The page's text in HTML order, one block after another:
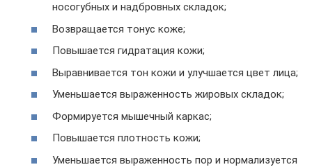
носогубных и надбровных складок;
Возвращается тонус коже;
Повышается гидратация кожи;
Выравнивается тон кожи и улучшается цвет лица;
Уменьшается выраженность жировых складок;
Формируется мышечный каркас;
Повышается плотность кожи;
Уменьшается выраженность пор и нормализуется